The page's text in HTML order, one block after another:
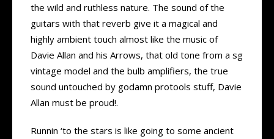
the wild and ruthless nature. The sound of the
guitars with that reverb give it a magical and
highly ambient touch almost like the music of
Davie Allan and his Arrows, that old tone from a sg
vintage model and the bulb amplifiers, the true
sound untouched by godamn protools stuff, Davie
Allan must be proud!.
Runnin ‘to the stars is like going to some ancient